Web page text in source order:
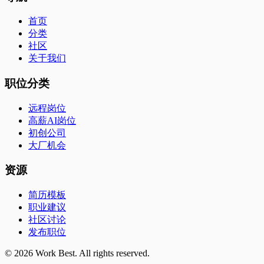
首页
分类
社区
关于我们
职位分类
远程岗位
高薪AI岗位
初创公司
大厂机会
资源
简历模板
职业建议
社区讨论
发布职位
© 2026 Work Best. All rights reserved.